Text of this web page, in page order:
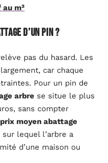
m²
d’un pin ?
pas du hasard. Les
car chaque
Pour un pin de
arbre se situe le plus
sans compter
prix moyen abattage
lequel l’arbre a
d’une maison ou